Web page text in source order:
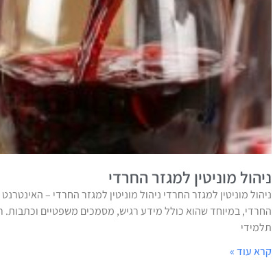
ניהול מוניטין למגזר החרדי
ניהול מוניטין למגזר החרדי ניהול מוניטין למגזר החרדי –
החרדי, במיוחד שהוא כולל מידע רגיש, מסמכים משפטיים וכתבות.
תלמידי
קרא עוד »